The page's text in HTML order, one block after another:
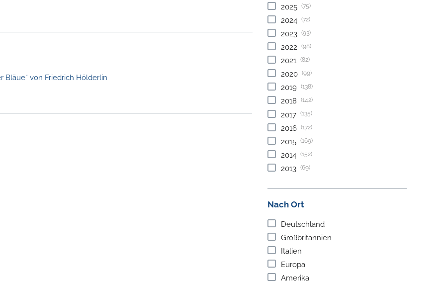
Bläue“ von Friedrich Hölderlin
2025 (75)
2024 (72)
2023 (93)
2022 (98)
2021 (82)
2020 (99)
2019 (138)
2018 (142)
2017 (135)
2016 (172)
2015 (169)
2014 (152)
2013 (69)
Nach Ort
Deutschland
Großbritannien
Italien
Europa
Amerika